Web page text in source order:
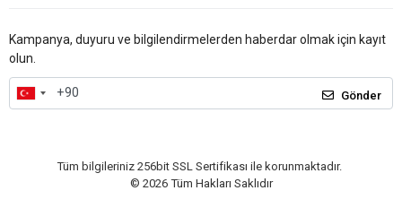
Kampanya, duyuru ve bilgilendirmelerden haberdar olmak için kayıt
olun.
Gönder
Tüm bilgileriniz 256bit SSL Sertifikası ile korunmaktadır.
© 2026 Tüm Hakları Saklıdır